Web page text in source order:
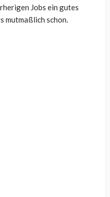
Jobs ein gutes
mutmaßlich schon.